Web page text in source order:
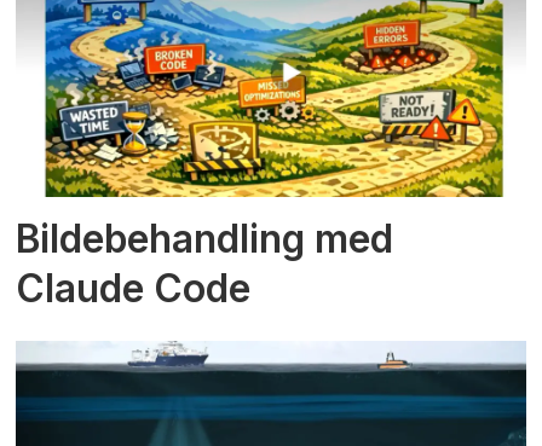
Bildebehandling med
Claude Code